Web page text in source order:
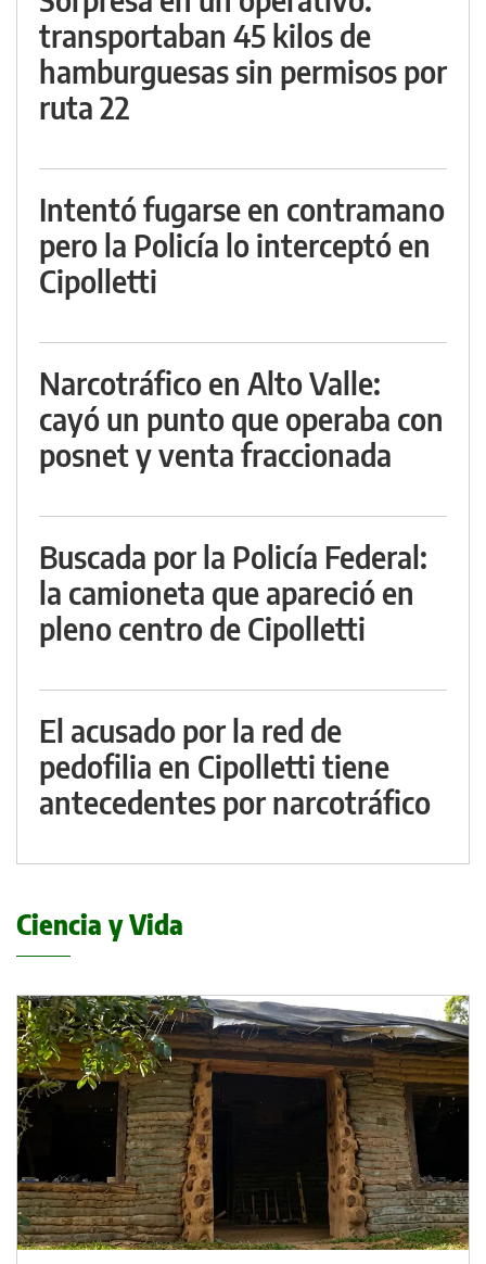
transportaban 45 kilos de
hamburguesas sin permisos por
ruta 22
Intentó fugarse en contramano
pero la Policía lo interceptó en
Cipolletti
Narcotráfico en Alto Valle:
cayó un punto que operaba con
posnet y venta fraccionada
Buscada por la Policía Federal:
la camioneta que apareció en
pleno centro de Cipolletti
El acusado por la red de
pedofilia en Cipolletti tiene
antecedentes por narcotráfico
Ciencia y Vida